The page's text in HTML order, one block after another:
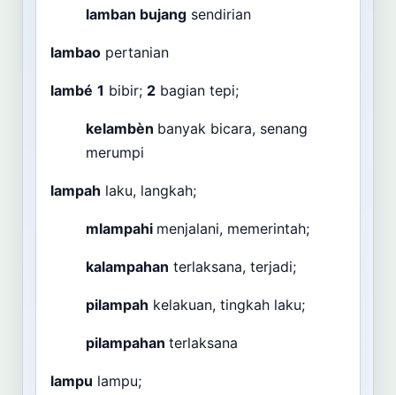
lamban bujang sendirian
lambao pertanian
lambé 1 bibir; 2 bagian tepi;
kelambèn banyak bicara, senang
merumpi
lampah laku, langkah;
mlampahi menjalani, memerintah;
kalampahan terlaksana, terjadi;
pilampah kelakuan, tingkah laku;
pilampahan terlaksana
lampu lampu;